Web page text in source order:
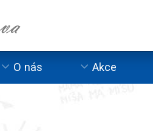
O nás Akce